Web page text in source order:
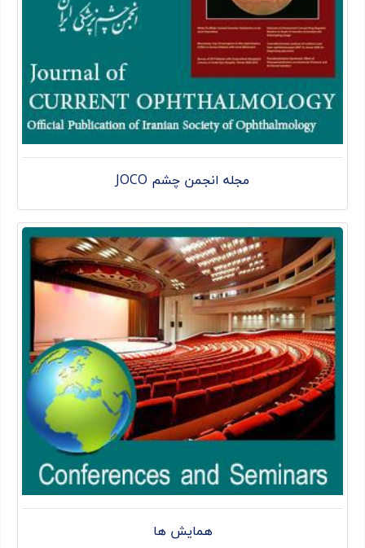
مجله انجمن چشم JOCO
همایش ها